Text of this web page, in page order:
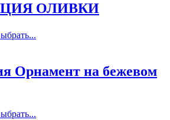
ОЛИВКИ
Орнамент на бежевом